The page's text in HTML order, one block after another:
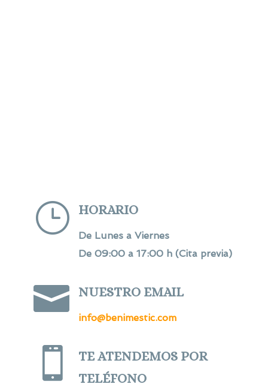
} HORARIO
De Lunes a Viernes
De 09:00 a 17:00 h (Cita previa)
 NUESTRO EMAIL
info@benimestic.com

TE ATENDEMOS POR
TELÉFONO